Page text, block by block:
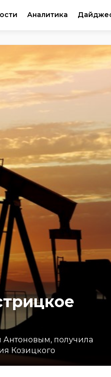
Аналитика
Антоновым, получила
Козицкого